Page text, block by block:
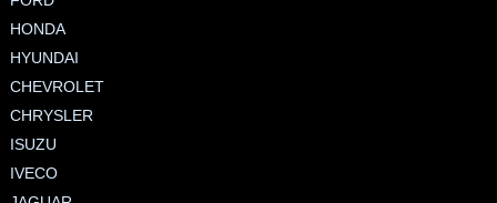
HONDA
HYUNDAI
CHEVROLET
CHRYSLER
ISUZU
IVECO